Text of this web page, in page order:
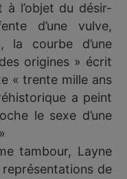
à l’objet du désir-
d’une vulve,
la courbe d’une
origines » écrit
« trente mille ans
a peint
le sexe d’une
tambour, Layne
de